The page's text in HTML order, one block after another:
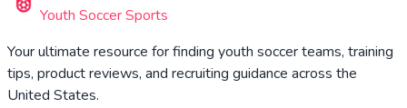
Youth Soccer Sports
Your ultimate resource for finding youth soccer teams, training
tips, product reviews, and recruiting guidance across the
United States.